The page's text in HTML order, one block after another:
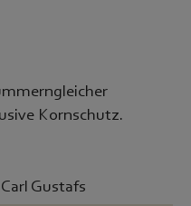
Kornschutz.
Carl Gustafs